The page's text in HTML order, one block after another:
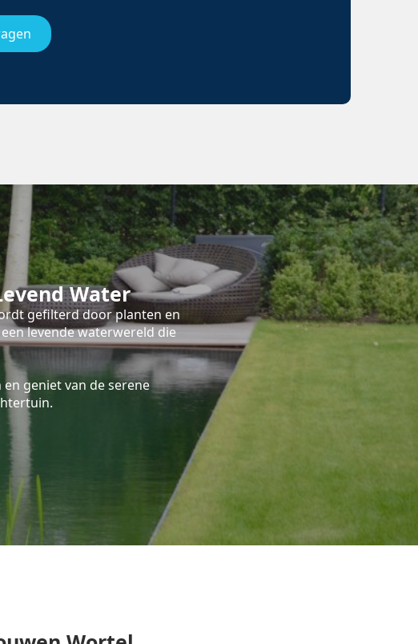
Water
gefilterd door planten en
levende waterwereld die
geniet van de serene